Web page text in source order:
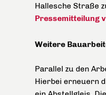
Hallesche Straße
Pressemitteilung
Weitere
Parallel zu den
Hierbei erneuern